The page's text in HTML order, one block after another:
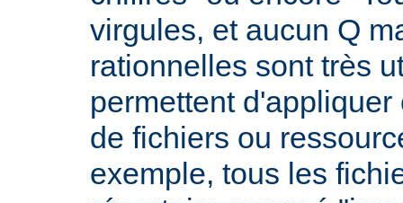
virgules, et aucun Q
rationnelles sont très
permettent
de fichiers ou
exemple, tous les